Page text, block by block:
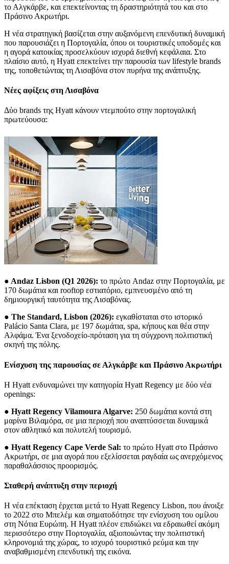
το Αλγκάρβε, και επεκτείνοντας τη δραστηριότητά του και στο
Πράσινο Ακρωτήρι.
Η νέα στρατηγική βασίζεται στην αυξανόμενη επενδυτική δυναμική
που παρουσιάζει η Πορτογαλία, όπου οι τουριστικές υποδομές και
η αγορά κατοικίας προσελκύουν ισχυρά διεθνή κεφάλαια. Στο
πλαίσιο αυτό, η Hyatt επεκτείνει την παρουσία των lifestyle brands
της, τοποθετώντας τη Λισαβόνα στον πυρήνα της ανάπτυξης.
Νέες αφίξεις στη Λισαβόνα
Δύο brands της Hyatt κάνουν ντεμπούτο στην πορτογαλική
πρωτεύουσα:
● Andaz Lisbon (Q1 2026): το πρώτο Andaz στην Πορτογαλία, με
170 δωμάτια και rooftop εστιατόριο, εμπνευσμένο από τη
δημιουργική ταυτότητα της Λισαβόνας.
● The Standard, Lisbon (2026): εγκαθίσταται στο ιστορικό
Palácio Santa Clara, με 197 δωμάτια, spa, κήπους και θέα στην
Αλφάμα. Ένα ξενοδοχείο-πρόταση για τη σύγχρονη πολιτιστική
σκηνή της πόλης.
Ενίσχυση της παρουσίας σε Αλγκάρβε και Πράσινο Ακρωτήρι
Η Hyatt ενδυναμώνει την κατηγορία Hyatt Regency με δύο νέα
openings:
● Hyatt Regency Vilamoura Algarve: 250 δωμάτια κοντά στη
μαρίνα Βιλαμόρα, σε μια περιοχή που αναπτύσσεται δυναμικά
στον αθλητικό και πολυτελή τουρισμό.
● Hyatt Regency Cape Verde Sal: το πρώτο Hyatt στο Πράσινο
Ακρωτήρι, σε μια αγορά που εξελίσσεται ραγδαία ως ανερχόμενος
παραθαλάσσιος προορισμός.
Σταθερή ανάπτυξη στην περιοχή
Η νέα επέκταση έρχεται μετά το Hyatt Regency Lisbon, που άνοιξε
το 2022 στο Μπελέμ και σηματοδότησε την ενίσχυση του ομίλου
στη Νότια Ευρώπη. Η Hyatt πλέον επιδιώκει να εδραιωθεί ακόμη
περισσότερο στην Πορτογαλία, αξιοποιώντας την πολιτιστική
κληρονομιά της χώρας, το ισχυρό τουριστικό ρεύμα και την
αναβαθμισμένη επενδυτική της εικόνα.